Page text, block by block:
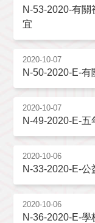
N-53-2020-有
宜
2020-10-07
N-50-2020-E-
2020-10-07
N-49-2020-E-五
2020-10-06
N-33-2020-E-公
2020-10-06
N-36-2020-E-